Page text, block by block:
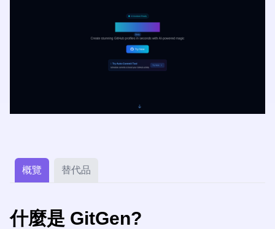
概覽 替代品
什麼是 GitGen?